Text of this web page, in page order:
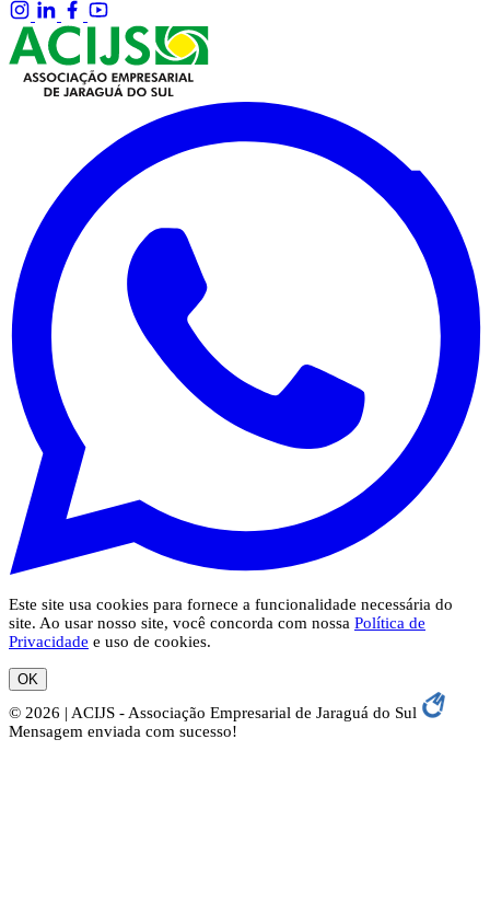
Este site usa cookies para fornece a funcionalidade necessária do
site. Ao usar nosso site, você concorda com nossa Política de
Privacidade e uso de cookies.
OK
© 2026 | ACIJS - Associação Empresarial de Jaraguá do Sul
Mensagem enviada com sucesso!